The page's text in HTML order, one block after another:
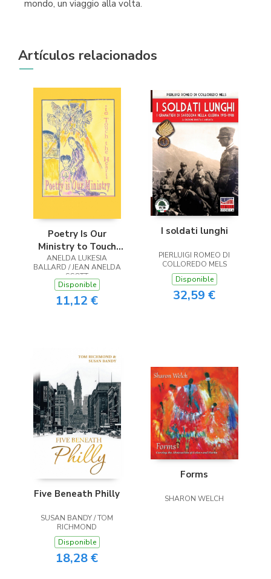
mondo, un viaggio alla volta.
Artículos relacionados
Poetry Is Our
Ministry to Touch
the Heart
ANELDA LUKESIA
BALLARD / JEAN ANELDA
SCOTT
Disponible
11,12 €
I soldati lunghi
PIERLUIGI ROMEO DI
COLLOREDO MELS
Disponible
32,59 €
Five Beneath Philly
SUSAN BANDY / TOM
RICHMOND
Disponible
18,28 €
Forms
SHARON WELCH